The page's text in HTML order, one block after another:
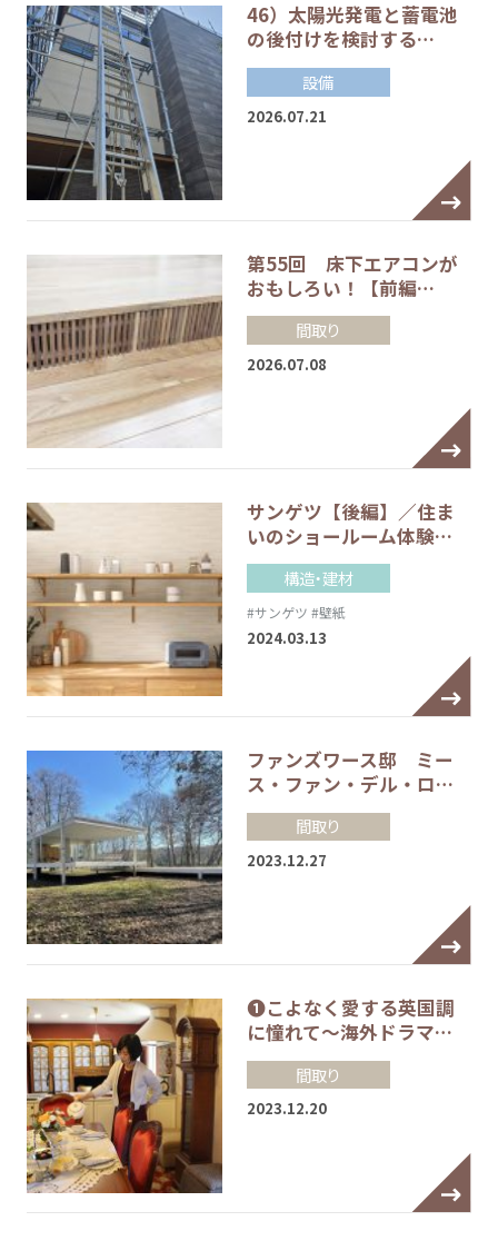
46）太陽光発電と蓄電池
の後付けを検討する…
設備
2026.07.21
第55回 床下エアコンが
おもしろい！【前編…
間取り
2026.07.08
サンゲツ【後編】／住ま
いのショールーム体験…
構造・建材
#サンゲツ #壁紙
2024.03.13
ファンズワース邸 ミー
ス・ファン・デル・ロ…
間取り
2023.12.27
❶こよなく愛する英国調
に憧れて～海外ドラマ…
間取り
2023.12.20